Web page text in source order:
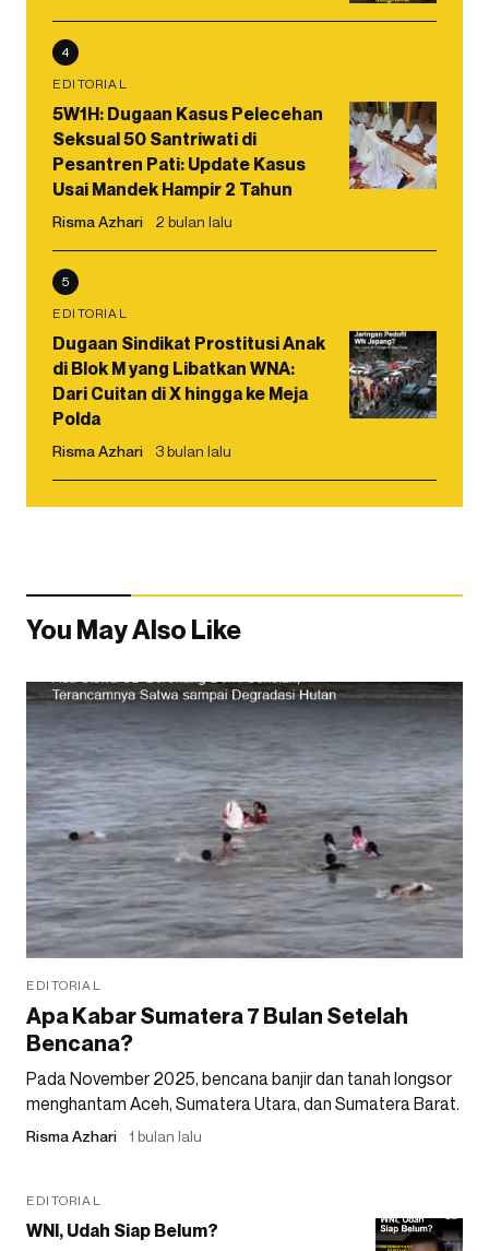
4
EDITORIAL
5W1H: Dugaan Kasus Pelecehan
Seksual 50 Santriwati di
Pesantren Pati: Update Kasus
Usai Mandek Hampir 2 Tahun
Risma Azhari 2 bulan lalu
5
EDITORIAL
Dugaan Sindikat Prostitusi Anak
di Blok M yang Libatkan WNA:
Dari Cuitan di X hingga ke Meja
Polda
Risma Azhari 3 bulan lalu
You May Also Like
EDITORIAL
Apa Kabar Sumatera 7 Bulan Setelah
Bencana?
Pada November 2025, bencana banjir dan tanah longsor
menghantam Aceh, Sumatera Utara, dan Sumatera Barat.
Risma Azhari 1 bulan lalu
EDITORIAL
WNI, Udah Siap Belum?